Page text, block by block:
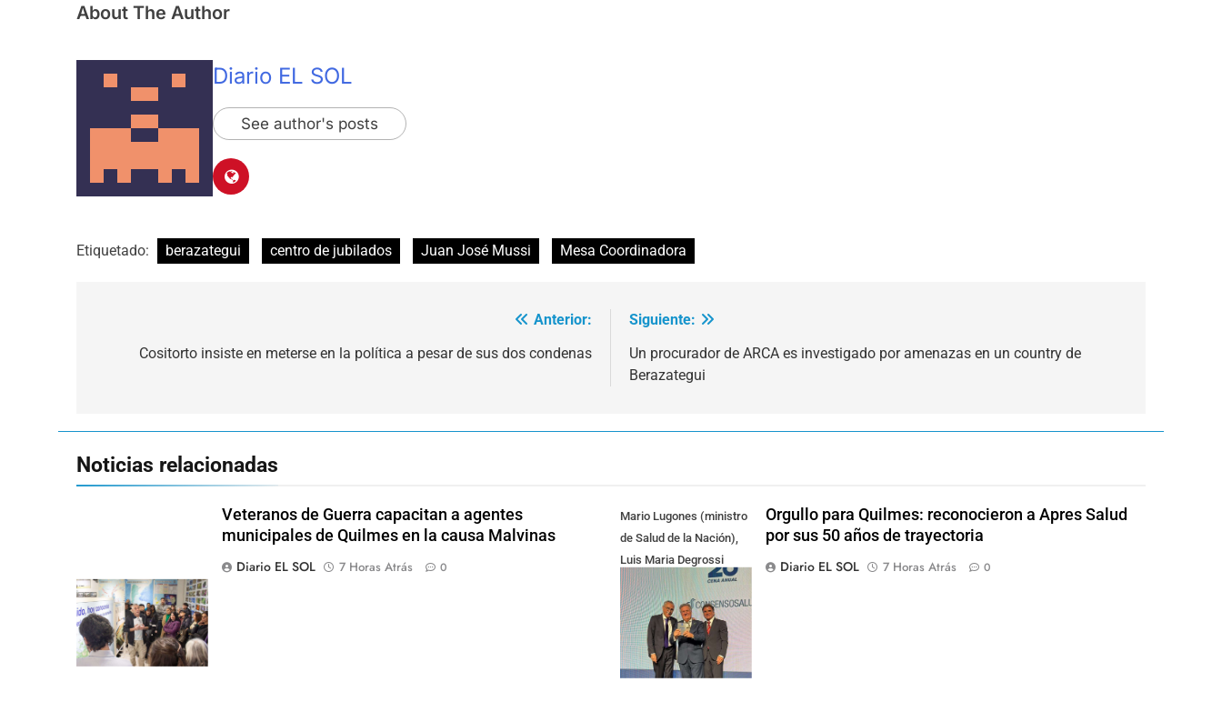
About The Author
Diario EL SOL
See author's posts
Etiquetado: berazategui centro de jubilados Juan José Mussi Mesa Coordinadora
Anterior:
Cositorto insiste en meterse en la política a pesar de sus dos condenas
Siguiente:
Un procurador de ARCA es investigado por amenazas en un country de
Berazategui
Noticias relacionadas
Veteranos de Guerra capacitan a agentes
municipales de Quilmes en la causa Malvinas
Diario EL SOL
7 Horas Atrás 0
Mario Lugones (ministro
de Salud de la Nación),
Luis Maria Degrossi
(Presidente de Apres
Salud) y Cristian Mazza
(Presidente de ALAMI)
Orgullo para Quilmes: reconocieron a Apres Salud
por sus 50 años de trayectoria
Diario EL SOL
7 Horas Atrás 0